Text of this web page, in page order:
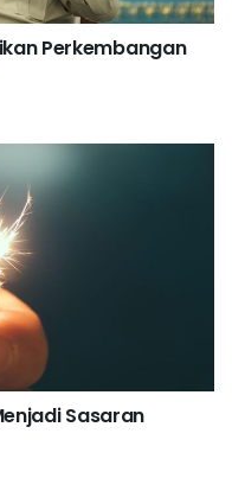
Perkembangan
Sasaran